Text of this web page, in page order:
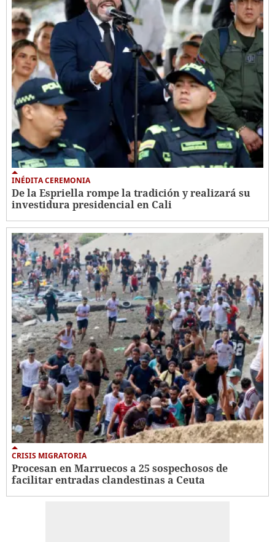
INÉDITA CEREMONIA
De la Espriella rompe la tradición y realizará su
investidura presidencial en Cali
CRISIS MIGRATORIA
Procesan en Marruecos a 25 sospechosos de
facilitar entradas clandestinas a Ceuta